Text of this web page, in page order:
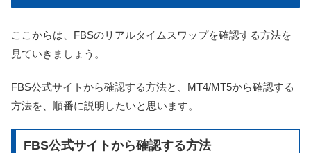
ここからは、FBSのリアルタイムスワップを確認する方法を
見ていきましょう。
FBS公式サイトから確認する方法と、MT4/MT5から確認する
方法を、順番に説明したいと思います。
FBS公式サイトから確認する方法